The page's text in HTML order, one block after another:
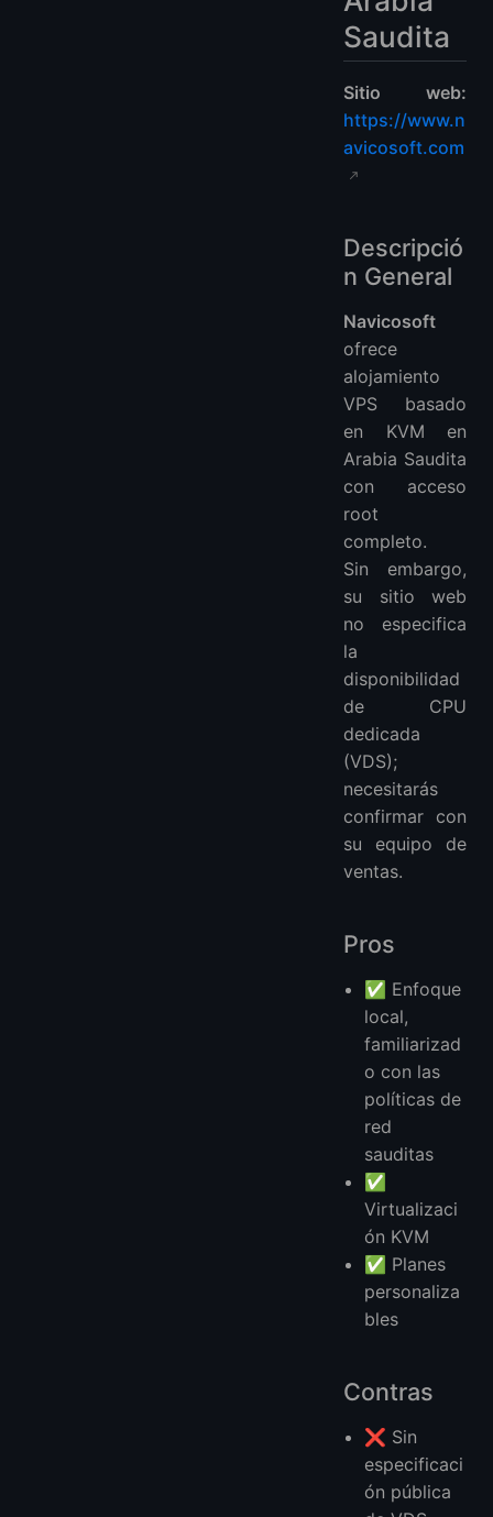
Saudita
Sitio web:
https://www.n
avicosoft.com
Descripció
n General
Navicosoft
ofrece
alojamiento
VPS basado
en KVM en
Arabia Saudita
con acceso
root
completo.
Sin embargo,
su sitio web
no especifica
la
disponibilidad
de CPU
dedicada
(VDS);
necesitarás
confirmar con
su equipo de
ventas.
Pros
✅ Enfoque
local,
familiarizad
o con las
políticas de
red
sauditas
✅
Virtualizaci
ón KVM
✅ Planes
personaliza
bles
Contras
❌ Sin
especificaci
ón pública